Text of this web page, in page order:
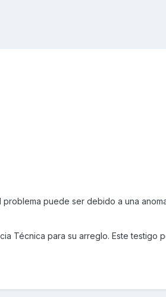
puede ser debido a una
Técnica para su arreglo. Este testigo